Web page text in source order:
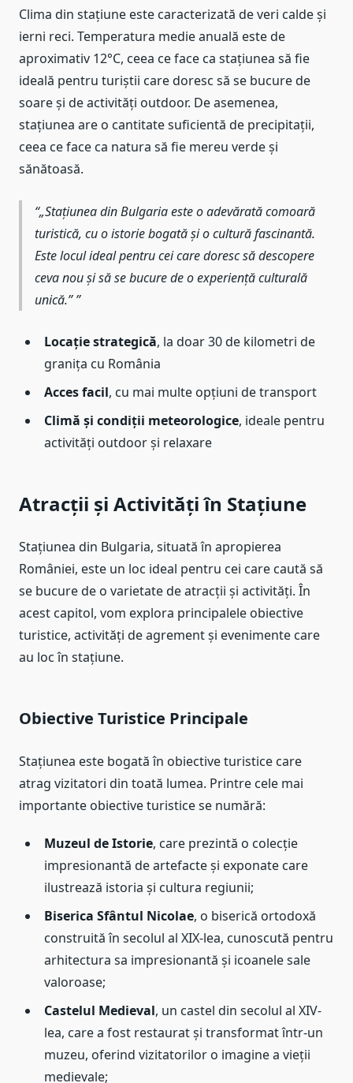
Clima din stațiune este caracterizată de veri calde și
ierni reci. Temperatura medie anuală este de
aproximativ 12°C, ceea ce face ca stațiunea să fie
ideală pentru turiștii care doresc să se bucure de
soare și de activități outdoor. De asemenea,
stațiunea are o cantitate suficientă de precipitații,
ceea ce face ca natura să fie mereu verde și
sănătoasă.
„Stațiunea din Bulgaria este o adevărată comoară
turistică, cu o istorie bogată și o cultură fascinantă.
Este locul ideal pentru cei care doresc să descopere
ceva nou și să se bucure de o experiență culturală
unică.”
Locație strategică, la doar 30 de kilometri de
granița cu România
Acces facil, cu mai multe opțiuni de transport
Climă și condiții meteorologice, ideale pentru
activități outdoor și relaxare
Atracții și Activități în Stațiune
Stațiunea din Bulgaria, situată în apropierea
României, este un loc ideal pentru cei care caută să
se bucure de o varietate de atracții și activități. În
acest capitol, vom explora principalele obiective
turistice, activități de agrement și evenimente care
au loc în stațiune.
Obiective Turistice Principale
Stațiunea este bogată în obiective turistice care
atrag vizitatori din toată lumea. Printre cele mai
importante obiective turistice se numără:
Muzeul de Istorie, care prezintă o colecție
impresionantă de artefacte și exponate care
ilustrează istoria și cultura regiunii;
Biserica Sfântul Nicolae, o biserică ortodoxă
construită în secolul al XIX-lea, cunoscută pentru
arhitectura sa impresionantă și icoanele sale
valoroase;
Castelul Medieval, un castel din secolul al XIV-
lea, care a fost restaurat și transformat într-un
muzeu, oferind vizitatorilor o imagine a vieții
medievale;